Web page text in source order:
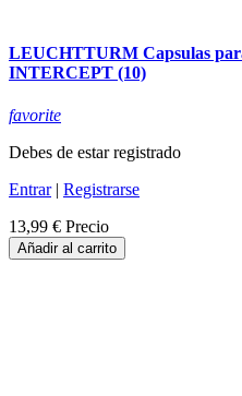
LEUCHTTURM Capsulas
INTERCEPT (10)
favorite
Debes de estar registrado
Entrar| Registrarse
13,99 € Precio
Añadir al carrito